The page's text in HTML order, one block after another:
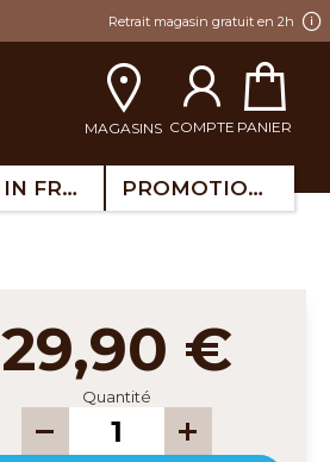
Retrait magasin gratuit en 2h
MAGASINS COMPTE PANIER
MADE IN FRANCE PROMOTIONS
29,90 €
Quantité